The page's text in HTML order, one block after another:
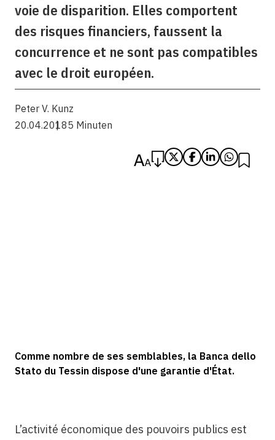
voie de disparition. Elles comportent
des risques financiers, faussent la
concurrence et ne sont pas compatibles
avec le droit européen.
Peter V. Kunz
20.04.20185 Minuten
Comme nombre de ses semblables, la Banca dello
Stato du Tessin dispose d'une garantie d'État.
L’activité économique des pouvoirs publics est